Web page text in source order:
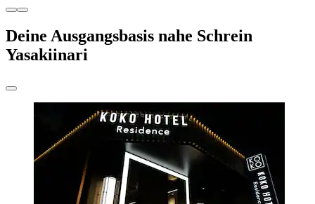
Deine Ausgangsbasis nahe Schrein
Yasakiinari